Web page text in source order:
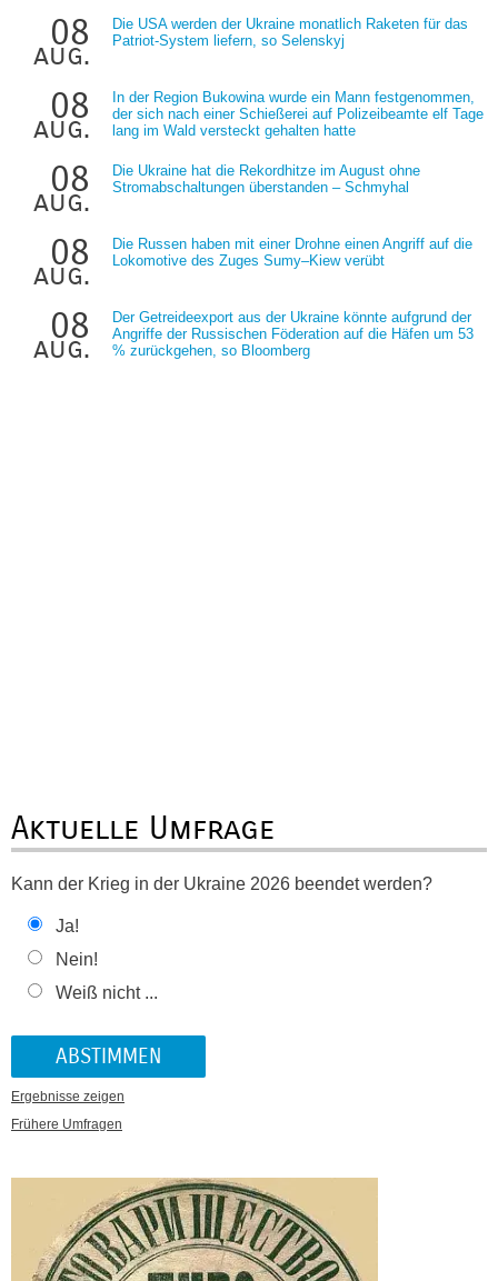
08
aug.
Die USA werden der Ukraine monatlich Raketen für das
Patriot-System liefern, so Selenskyj
08
aug.
In der Region Bukowina wurde ein Mann festgenommen,
der sich nach einer Schießerei auf Polizeibeamte elf Tage
lang im Wald versteckt gehalten hatte
08
aug.
Die Ukraine hat die Rekordhitze im August ohne
Stromabschaltungen überstanden – Schmyhal
08
aug.
Die Russen haben mit einer Drohne einen Angriff auf die
Lokomotive des Zuges Sumy–Kiew verübt
08
aug.
Der Getreideexport aus der Ukraine könnte aufgrund der
Angriffe der Russischen Föderation auf die Häfen um 53
% zurückgehen, so Bloomberg
Aktuelle Umfrage
Kann der Krieg in der Ukraine 2026 beendet werden?
Ja!
Nein!
Weiß nicht ...
Ergebnisse zeigen
Frühere Umfragen